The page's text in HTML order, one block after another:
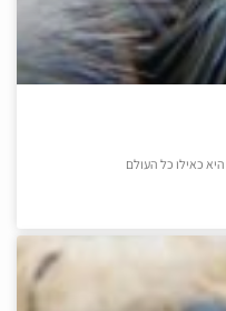
כאילו כל העולם